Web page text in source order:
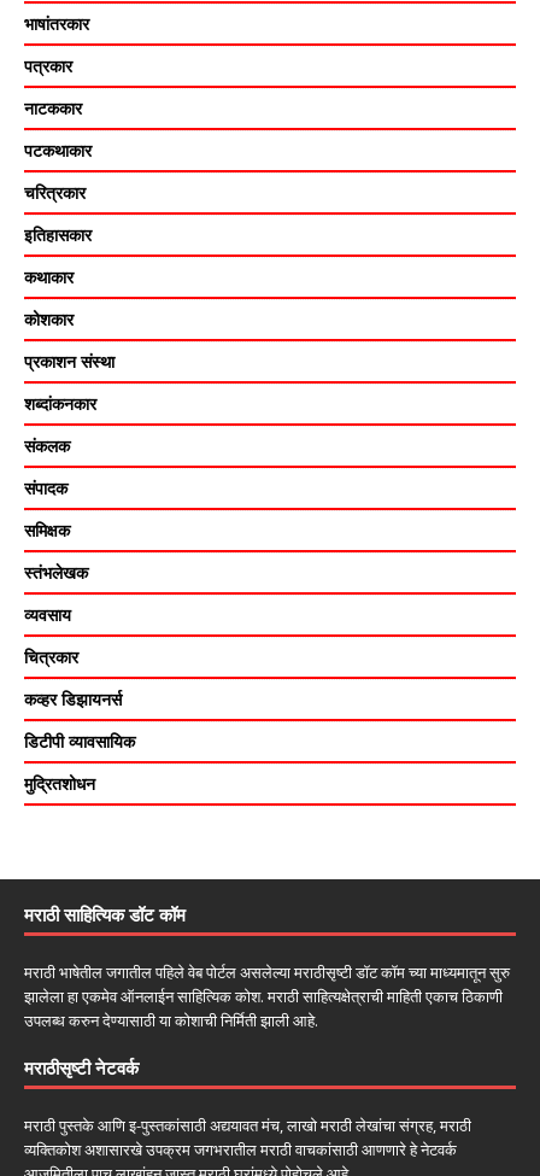
भाषांतरकार
पत्रकार
नाटककार
पटकथाकार
चरित्रकार
इतिहासकार
कथाकार
कोशकार
प्रकाशन संस्था
शब्दांकनकार
संकलक
संपादक
समिक्षक
स्तंभलेखक
व्यवसाय
चित्रकार
कव्हर डिझायनर्स
डिटीपी व्यावसायिक
मुद्रितशोधन
मराठी साहित्यिक डॉट कॉम
मराठी भाषेतील जगातील पहिले वेब पोर्टल असलेल्या मराठीसृष्टी डॉट कॉम च्या माध्यमातून सुरु
झालेला हा एकमेव ऑनलाईन साहित्यिक कोश. मराठी साहित्यक्षेत्राची माहिती एकाच ठिकाणी
उपलब्ध करुन देण्यासाठी या कोशाची निर्मिती झाली आहे.
मराठीसृष्टी नेटवर्क
मराठी पुस्तके आणि इ-पुस्तकांसाठी अद्ययावत मंच, लाखो मराठी लेखांचा संग्रह, मराठी
व्यक्तिकोश अशासारखे उपक्रम जगभरातील मराठी वाचकांसाठी आणणारे हे नेटवर्क